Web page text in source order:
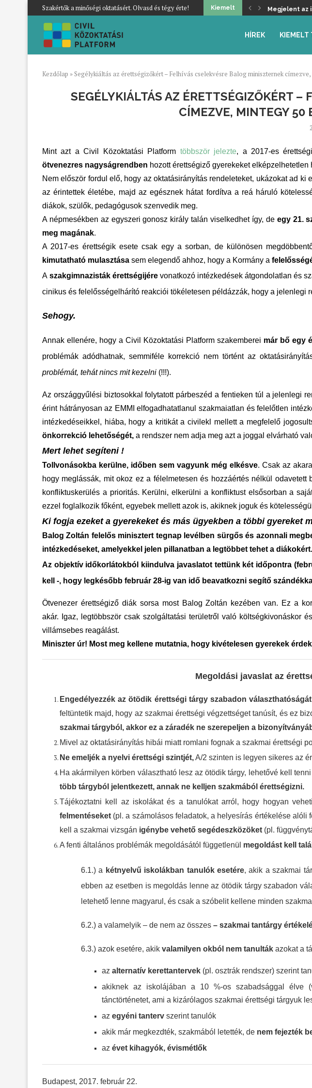
Szakértők a minőségi oktatásért. Olvasd és tégy érte! Kiemelt Megjelent az
HÍREK KIEMELT
Kezdőlap » Segélykiáltás az érettségizőkért – Felhívás cselekvésre Balog miniszternek
SEGÉLYKIÁLTÁS AZ ÉRETTSÉGIZŐKÉRT
CÍMEZVE, MINTEGY 50
Mint azt a Civil Közoktatási Platform többször jelezte, a 2017-es
ötvenezres nagyságrendben hozott érettségiző gyerekeket
Nem először fordul elő, hogy az oktatásirányítás rendeleteket, ukázokat ad
az érintettek életébe, majd az egésznek hátat fordítva a reá háruló
diákok, szülők, pedagógusok szenvedik meg.
A népmesékben az egyszeri gonosz király talán viselkedhet így, de egy 21.
meg magának.
A 2017-es érettségik esete csak egy a sorban, de különösen
kimutatható mulasztása sem elegendő ahhoz, hogy a Kormány a
Aszakgimnazisták érettségijérevonatkozó intézkedések átgondolatlan és
cinikus és felelősségelhárító reakciói tökéletesen példázzák, hogy a
Sehogy.
Annak ellenére, hogy a Civil Közoktatási Platform szakemberei már bő egy
problémák adódhatnak, semmiféle korrekció nem történt az
problémát, tehát nincs mit kezelni (!!!).
Az országgyűlési biztosokkal folytatott párbeszéd a fentieken túl a jelenlegi
érint hátrányosan az EMMI elfogadhatatlanul szakmaiatlan és felelőtlen
intézkedéseikkel, hiába, hogy a kritikát a civilekl mellett a megfelelő
önkorrekció lehetőségét, a rendszer nem adja meg azt a joggal elvárható
Mert lehet segíteni !
Tollvonásokba kerülne, időben sem vagyunk még elkésve. Csak az
hogy meglássák, mit okoz ez a félelmetesen és hozzáértés nélkül odavetett
konfliktuskerülés a prioritás. Kerülni, elkerülni a konfliktust elsősorban a
ezzel foglalkozik főként, egyebek mellett azok is, akiknek joguk és
Ki fogja ezeket a gyerekeket és más ügyekben a többi gyereket
Balog Zoltán felelős minisztert tegnap levélben sürgős és azonnali
intézkedéseket, amelyekkel jelen pillanatban a legtöbbet tehet a diákokért.
Az objektív időkorlátokból kiindulva javaslatot tettünk két időpontra
kell -, hogy legkésőbb február 28-ig van idő beavatkozni segítő
Ötvenezer érettségiző diák sorsa most Balog Zoltán kezében van. Ez a
akár. Igaz, legtöbbször csak szolgáltatási területről való költségkivonáskor
villámsebes reagálást.
Miniszter úr! Most meg kellene mutatnia, hogy kivételesen gyerekek
Megoldási javaslat az
Engedélyezzék az ötödik érettségi tárgy szabadon
feltüntetik majd, hogy az szakmai érettségi végzettséget tanúsít, és ez
szakmai tárgyból, akkor ez a záradék ne szerepeljen a
Mivel az oktatásirányítás hibái miatt romlani fognak a szakmai érettségi
Ne emeljék a nyelvi érettségi szintjét,A/2 szinten is legyen sikeres az
Ha akármilyen körben választható lesz az ötödik tárgy, lehetővé kell
több tárgyból jelentkezett, annak ne kelljen szakmából érettségizni.
Tájékoztatni kell az iskolákat és a tanulókat arról, hogy hogyan
felmentéseket (pl. a számolásos feladatok, a helyesírás értékelése alóli
kell a szakmai vizsgán igénybe vehető segédeszközöket (pl.
A fenti általános problémák megoldásától függetlenül megoldást kell
6.1.) a kétnyelvű iskolákban tanulók esetére, akik a szakmai
ebben az esetben is megoldás lenne az ötödik tárgy szabadon
letehető lenne magyarul, és csak a szóbelit kellene minden
6.2.) a valamelyik – de nem az összes – szakmai tantárgy
6.3.) azok esetére, akik valamilyen okból nem tanulták azokat a
azalternatív kerettantervek (pl. osztrák rendszer) szerint
akiknek az iskolájában a 10 %-os szabadsággal élve
tánctörténetet, ami a kizárólagos szakmai érettségi tárgyuk
azegyéni tanterv szerint tanulók
akik már megkezdték, szakmából letették, de nem fejezték
azévet kihagyók, évismétlők
Budapest, 2017. február 22.